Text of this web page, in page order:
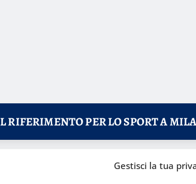
Gestisci la tua
PER LO SPORT A
un duello all’ultimo respiro